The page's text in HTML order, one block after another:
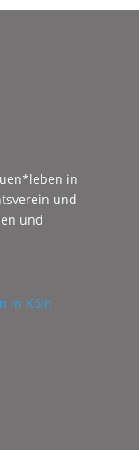
in
und
und